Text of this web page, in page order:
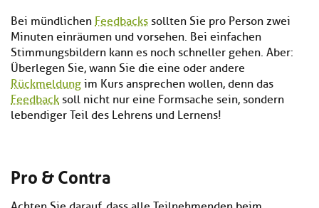
Bei mündlichen Feedbacks sollten Sie pro Person zwei
Minuten einräumen und vorsehen. Bei einfachen
Stimmungsbildern kann es noch schneller gehen. Aber:
Überlegen Sie, wann Sie die eine oder andere
Rückmeldung im Kurs ansprechen wollen, denn das
Feedback soll nicht nur eine Formsache sein, sondern
lebendiger Teil des Lehrens und Lernens!
Pro & Contra